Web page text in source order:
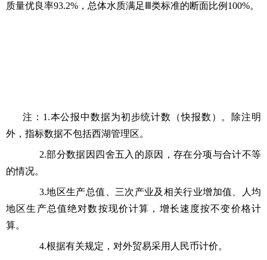
质量优良率93.2%，总体水质满足Ⅲ类标准的断面比例100%。
注：1.本公报中数据为初步统计数（快报数）。除注明
外，指标数据不包括西湖管理区。
2.部分数据因四舍五入的原因，存在分项与合计不等
的情况。
3.地区生产总值、三次产业及相关行业增加值、人均
地区生产总值绝对数按现价计算，增长速度按不变价格计
算。
4.根据有关规定，对外贸易采用人民币计价。